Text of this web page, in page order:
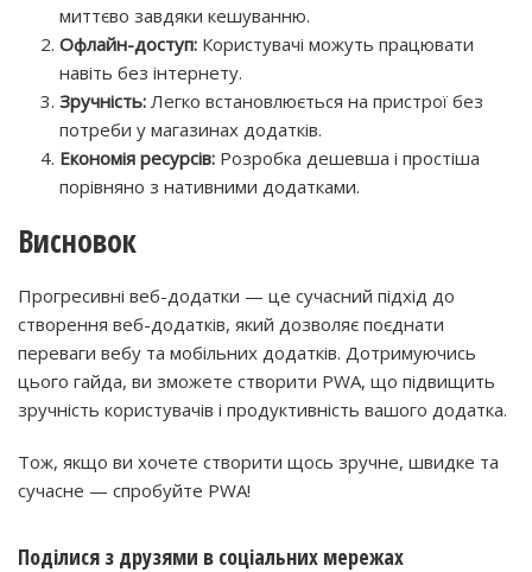
миттєво завдяки кешуванню.
Офлайн-доступ: Користувачі можуть працювати
навіть без інтернету.
Зручність: Легко встановлюється на пристрої без
потреби у магазинах додатків.
Економія ресурсів: Розробка дешевша і простіша
порівняно з нативними додатками.
Висновок
Прогресивні веб-додатки — це сучасний підхід до
створення веб-додатків, який дозволяє поєднати
переваги вебу та мобільних додатків. Дотримуючись
цього гайда, ви зможете створити PWA, що підвищить
зручність користувачів і продуктивність вашого додатка.
Тож, якщо ви хочете створити щось зручне, швидке та
сучасне — спробуйте PWA!
Поділися з друзями в соціальних мережах